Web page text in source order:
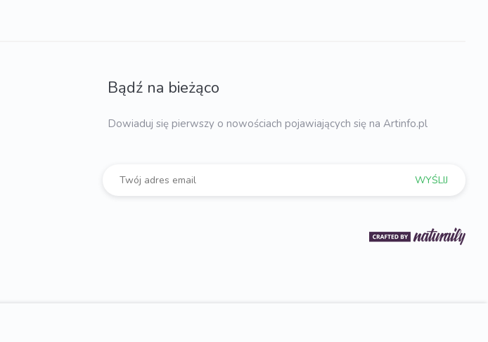
Bądź na bieżąco
Dowiaduj się pierwszy o nowościach pojawiających się na Artinfo.pl
WYŚLIJ